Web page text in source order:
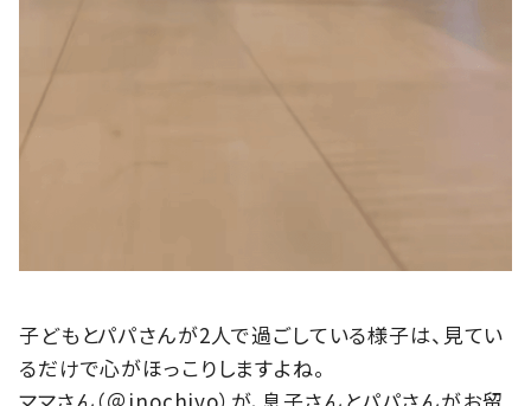
子どもとパパさんが2人で過ごしている様子は、見てい
るだけで心がほっこりしますよね。